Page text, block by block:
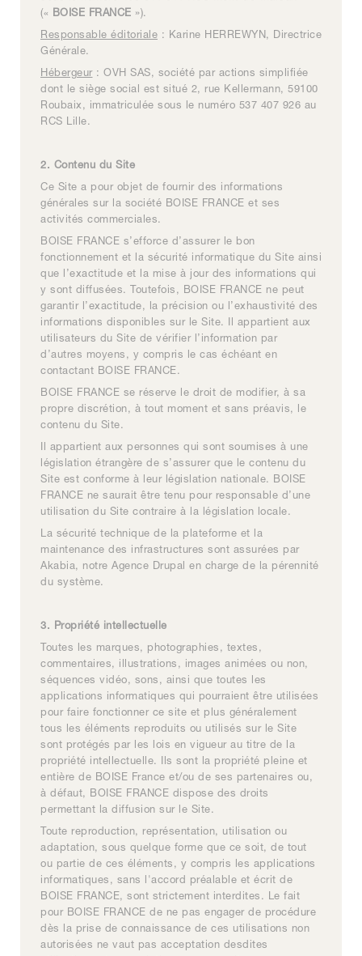
(«
BOISE FRANCE »).
Responsable éditoriale : Karine HERREWYN, Directrice
Générale.
Hébergeur: OVH SAS, société par actions simplifiée
dont le siège social est situé 2, rue Kellermann, 59100
Roubaix, immatriculée sous le numéro 537 407 926 au
RCS Lille.
2. Contenu du Site
Ce Site a pour objet de fournir des informations
générales sur la société BOISE FRANCE et ses
activités commerciales.
BOISE FRANCE s’efforce d’assurer le bon
fonctionnement et la sécurité informatique du Site ainsi
que l’exactitude et la mise à jour des informations qui
y sont diffusées. Toutefois, BOISE FRANCE ne peut
garantir l’exactitude, la précision ou l’exhaustivité des
informations disponibles sur le Site. Il appartient aux
utilisateurs du Site de vérifier l’information par
d’autres moyens, y compris le cas échéant en
contactant BOISE FRANCE.
BOISE FRANCE se réserve le droit de modifier, à sa
propre discrétion, à tout moment et sans préavis, le
contenu du Site.
Il appartient aux personnes qui sont soumises à une
législation étrangère de s’assurer que le contenu du
Site est conforme à leur législation nationale. BOISE
FRANCE ne saurait être tenu pour responsable d’une
utilisation du Site contraire à la législation locale.
La sécurité technique de la plateforme et la
maintenance des infrastructures sont assurées par
Akabia, notre Agence Drupal
en charge de la pérennité
du système.
3. Propriété intellectuelle
Toutes les marques, photographies, textes,
commentaires, illustrations, images animées ou non,
séquences vidéo, sons, ainsi que toutes les
applications informatiques qui pourraient être utilisées
pour faire fonctionner ce site et plus généralement
tous les éléments reproduits ou utilisés sur le Site
sont protégés par les lois en vigueur au titre de la
propriété intellectuelle. Ils sont la propriété pleine et
entière de BOISE France et/ou de ses partenaires ou,
à défaut, BOISE FRANCE dispose des droits
permettant la diffusion sur le Site.
Toute reproduction, représentation, utilisation ou
adaptation, sous quelque forme que ce soit, de tout
ou partie de ces éléments, y compris les applications
informatiques, sans l'accord préalable et écrit de
BOISE FRANCE, sont strictement interdites. Le fait
pour BOISE FRANCE de ne pas engager de procédure
dès la prise de connaissance de ces utilisations non
autorisées ne vaut pas acceptation desdites